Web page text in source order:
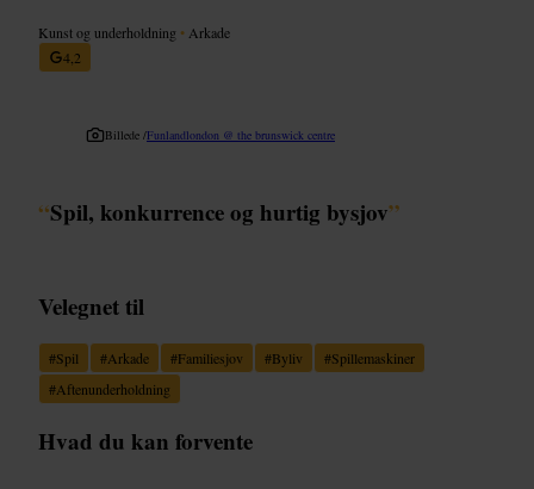
Kunst og underholdning • Arkade
4,2
Billede /Funlandlondon @ the brunswick centre
“Spil, konkurrence og hurtig bysjov”
Velegnet til
#Spil #Arkade #Familiesjov #Byliv #Spillemaskiner
#Aftenunderholdning
Hvad du kan forvente